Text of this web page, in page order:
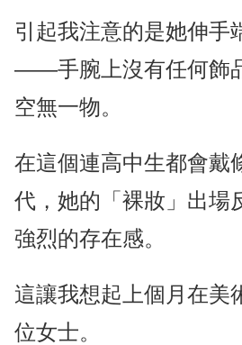
引起我注意的是她伸手
——手腕上沒有任何飾
空無一物。
在這個連高中生都會戴
代，她的「裸妝」出場
強烈的存在感。
這讓我想起上個月在美
位女士。